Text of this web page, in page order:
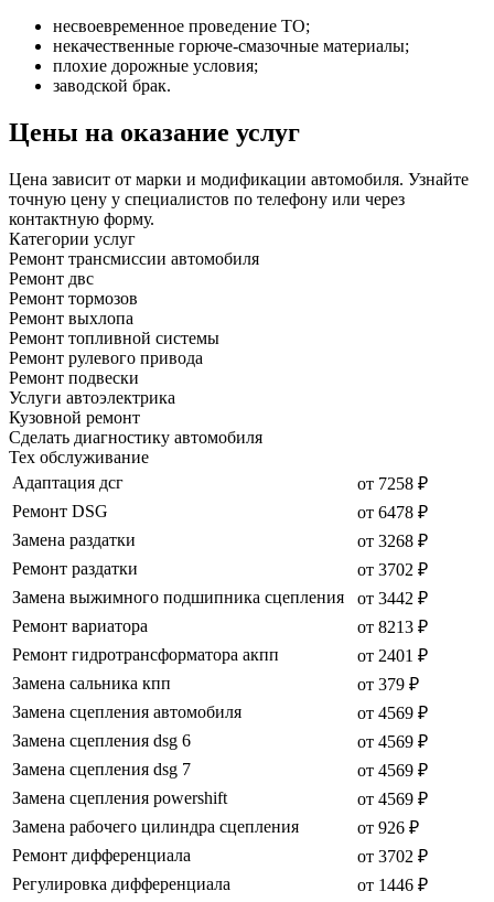
несвоевременное проведение ТО;
некачественные горюче-смазочные материалы;
плохие дорожные условия;
заводской брак.
Цены на оказание услуг
Цена зависит от марки и модификации автомобиля. Узнайте
точную цену у специалистов по телефону или через
контактную форму.
Категории услуг
Ремонт трансмиссии автомобиля
Ремонт двс
Ремонт тормозов
Ремонт выхлопа
Ремонт топливной системы
Ремонт рулевого привода
Ремонт подвески
Услуги автоэлектрика
Кузовной ремонт
Сделать диагностику автомобиля
Тех обслуживание
Адаптация дсг
от 7258 ₽
Ремонт DSG
от 6478 ₽
Замена раздатки
от 3268 ₽
Ремонт раздатки
от 3702 ₽
Замена выжимного подшипника сцепления
от 3442 ₽
Ремонт вариатора
от 8213 ₽
Ремонт гидротрансформатора акпп
от 2401 ₽
Замена сальника кпп
от 379 ₽
Замена сцепления автомобиля
от 4569 ₽
Замена сцепления dsg 6
от 4569 ₽
Замена сцепления dsg 7
от 4569 ₽
Замена сцепления powershift
от 4569 ₽
Замена рабочего цилиндра сцепления
от 926 ₽
Ремонт дифференциала
от 3702 ₽
Регулировка дифференциала
от 1446 ₽